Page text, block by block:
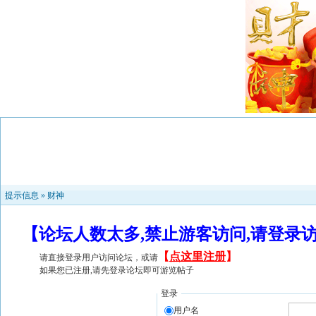
提示信息 » 财神
【论坛人数太多,禁止游客访问,请登
请直接登录用户访问论坛，或请 【 点这里注册】
如果您已注册,请先登录论坛即可游览帖子
登录
用户名